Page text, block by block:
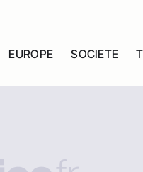
EUROPE SOCIETE